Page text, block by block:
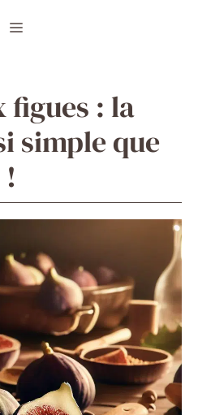
Menu
figues : la
simple que